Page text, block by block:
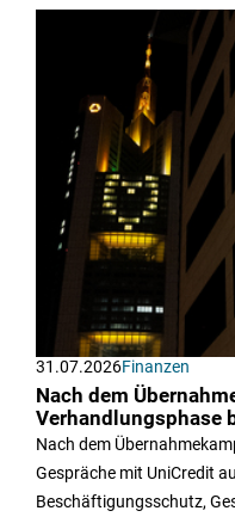
31.07.2026Finanzen
Nach dem
Verhandlungsphase
Nach dem
Gespräche mit UniCredit
Beschäftigungsschutz,